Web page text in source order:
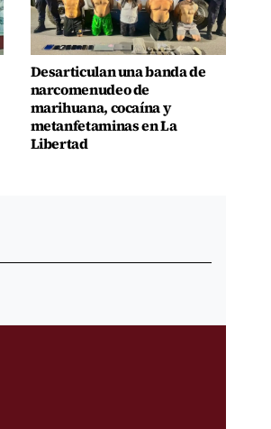
Desarticulan una banda de
narcomenudeo de
marihuana, cocaína y
metanfetaminas en La
Libertad